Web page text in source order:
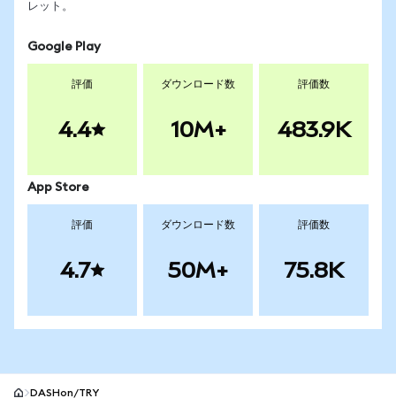
レット。
Google Play
評価
4.4
ダウンロード数
10M+
評価数
483.9K
App Store
評価
4.7
ダウンロード数
50M+
評価数
75.8K
DASHon/TRY